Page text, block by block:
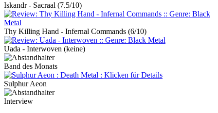
Iskandr - Sacraal (7.5/10)
Thy Killing Hand - Infernal Commands (6/10)
Uada - Interwoven (keine)
Band des Monats
Sulphur Aeon
Interview